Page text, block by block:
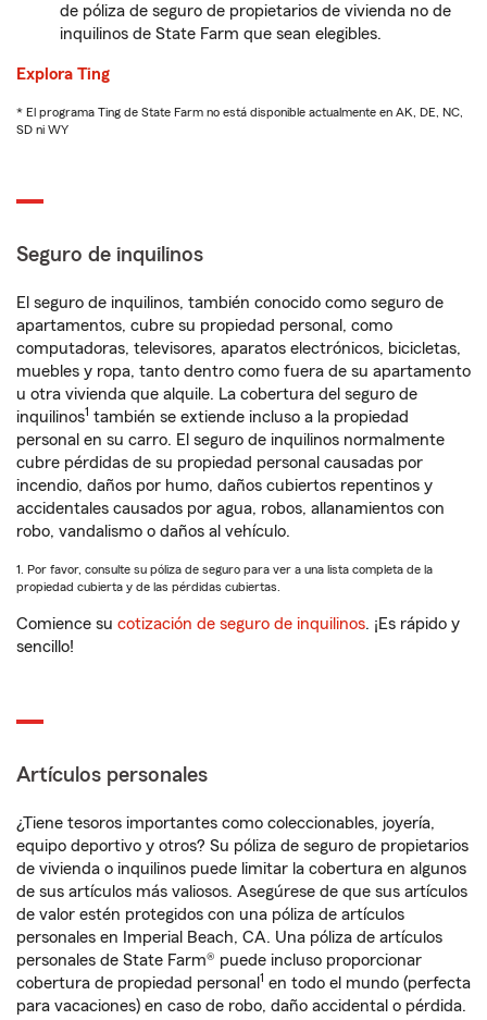
de póliza de seguro de propietarios de vivienda no de
inquilinos de State Farm que sean elegibles.
Explora Ting
* El programa Ting de State Farm no está disponible actualmente en AK, DE, NC,
SD ni WY
Seguro de inquilinos
El seguro de inquilinos, también conocido como seguro de
apartamentos, cubre su propiedad personal, como
computadoras, televisores, aparatos electrónicos, bicicletas,
muebles y ropa, tanto dentro como fuera de su apartamento
u otra vivienda que alquile. La cobertura del seguro de
inquilinos1 también se extiende incluso a la propiedad
personal en su carro. El seguro de inquilinos normalmente
cubre pérdidas de su propiedad personal causadas por
incendio, daños por humo, daños cubiertos repentinos y
accidentales causados por agua, robos, allanamientos con
robo, vandalismo o daños al vehículo.
1. Por favor, consulte su póliza de seguro para ver a una lista completa de la
propiedad cubierta y de las pérdidas cubiertas.
Comience su cotización de seguro de inquilinos. ¡Es rápido y
sencillo!
Artículos personales
¿Tiene tesoros importantes como coleccionables, joyería,
equipo deportivo y otros? Su póliza de seguro de propietarios
de vivienda o inquilinos puede limitar la cobertura en algunos
de sus artículos más valiosos. Asegúrese de que sus artículos
de valor estén protegidos con una póliza de artículos
personales en Imperial Beach, CA. Una póliza de artículos
personales de State Farm® puede incluso proporcionar
cobertura de propiedad personal 1 en todo el mundo (perfecta
para vacaciones) en caso de robo, daño accidental o pérdida.